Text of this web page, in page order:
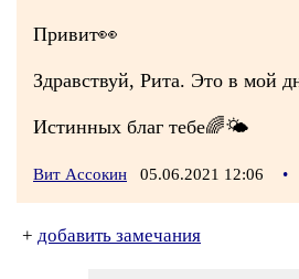
Привит👀
Здравствуй, Рита. Это в мой
Истинных благ тебе🌈🌤
Вит Ассокин 05.06.2021 12:06 •
+ добавить замечания